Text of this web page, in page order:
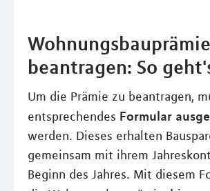
Wohnungsbauprämie
beantragen: So
Um die Prämie zu beantragen,
entsprechendes Formular
werden. Dieses erhalten
gemeinsam mit ihrem
Beginn des Jahres. Mit diesem